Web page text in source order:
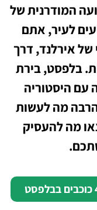
המודרנית של
מגיעים לעיר, אתם
אירלנד, דרך
בלפסט, בירת
עם היסטוריה
מה לעשות
מה להעסיק